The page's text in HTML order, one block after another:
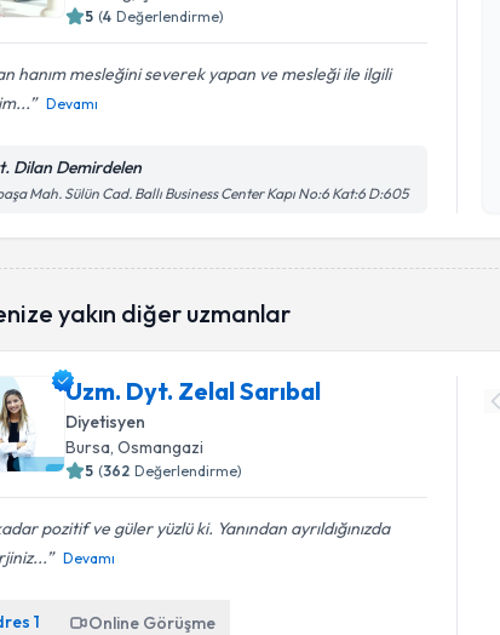
5 (4 Değerlendirme)
hanım mesleğini severek yapan ve mesleği ile ilgili
Devamı
Dilan Demirdelen
Mah. Sülün Cad. Ballı Business Center Kapı No:6 Kat:6 D:605
yakın diğer uzmanlar
Uzm. Dyt. Zelal Sarıbal
Diyetisyen
Bursa , Osmangazi
5 (362 Değerlendirme)
pozitif ve güler yüzlü ki. Yanından ayrıldığınızda
Devamı
1 Online Görüşme